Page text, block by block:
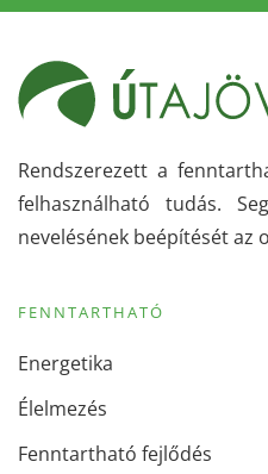
Rendszerezett a
felhasználható tudás.
nevelésének beépítését az
FENNTARTHATÓ
Energetika
Élelmezés
Fenntartható fejlődés